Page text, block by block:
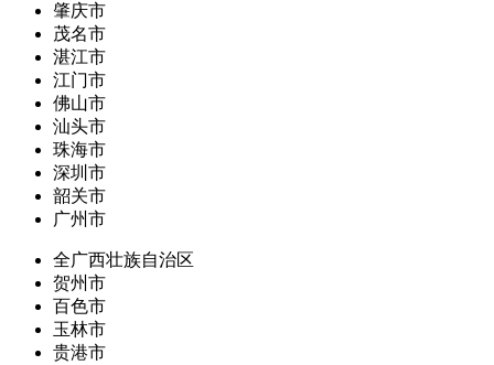
肇庆市
茂名市
湛江市
江门市
佛山市
汕头市
珠海市
深圳市
韶关市
广州市
全广西壮族自治区
贺州市
百色市
玉林市
贵港市